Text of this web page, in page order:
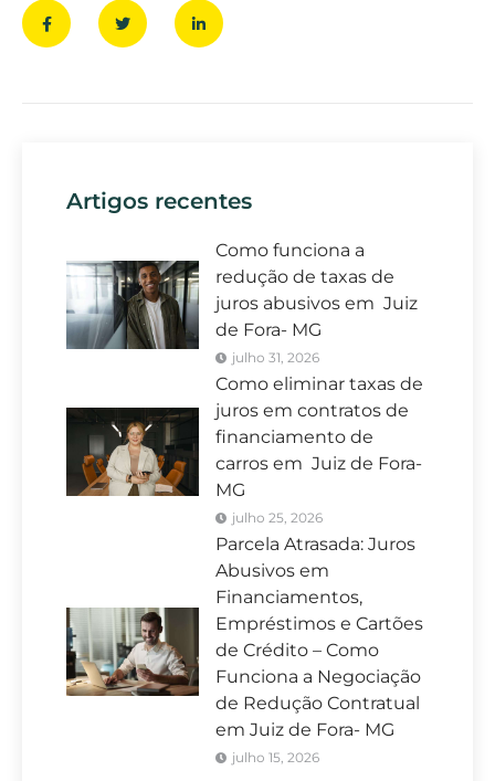
Artigos recentes
Como funciona a
redução de taxas de
juros abusivos em Juiz
de Fora- MG
julho 31, 2026
Como eliminar taxas de
juros em contratos de
financiamento de
carros em Juiz de Fora-
MG
julho 25, 2026
Parcela Atrasada: Juros
Abusivos em
Financiamentos,
Empréstimos e Cartões
de Crédito – Como
Funciona a Negociação
de Redução Contratual
em Juiz de Fora- MG
julho 15, 2026